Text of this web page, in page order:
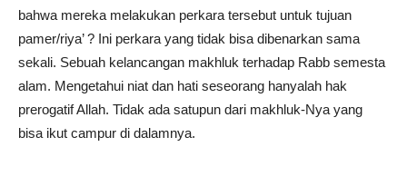
bahwa mereka melakukan perkara tersebut untuk tujuan
pamer/riya’ ? Ini perkara yang tidak bisa dibenarkan sama
sekali. Sebuah kelancangan makhluk terhadap Rabb semesta
alam. Mengetahui niat dan hati seseorang hanyalah hak
prerogatif Allah. Tidak ada satupun dari makhluk-Nya yang
bisa ikut campur di dalamnya.